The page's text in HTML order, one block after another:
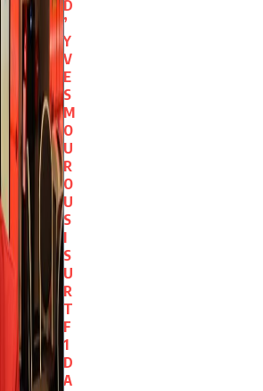
D
’
Y
V
E
S
M
O
U
R
O
U
S
I
S
U
R
T
F
1
D
A